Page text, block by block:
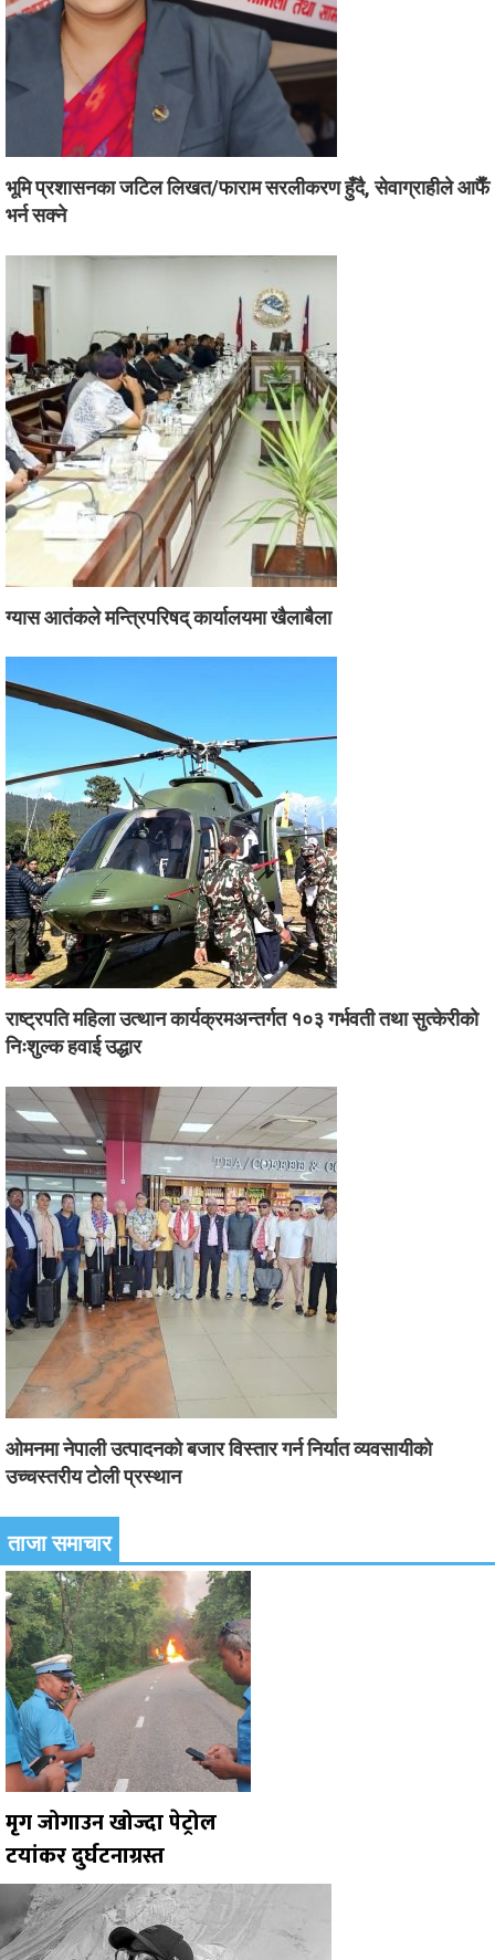
भूमि प्रशासनका जटिल लिखत/फाराम सरलीकरण हुँदै, सेवाग्राहीले आफैँ
भर्न सक्ने
ग्यास आतंकले मन्त्रिपरिषद् कार्यालयमा खैलाबैला
राष्ट्रपति महिला उत्थान कार्यक्रमअन्तर्गत १०३ गर्भवती तथा सुत्केरीको
निःशुल्क हवाई उद्धार
ओमनमा नेपाली उत्पादनको बजार विस्तार गर्न निर्यात व्यवसायीको
उच्चस्तरीय टोली प्रस्थान
ताजा समाचार
मृग जोगाउन खोज्दा पेट्रोल
टयांकर दुर्घटनाग्रस्त